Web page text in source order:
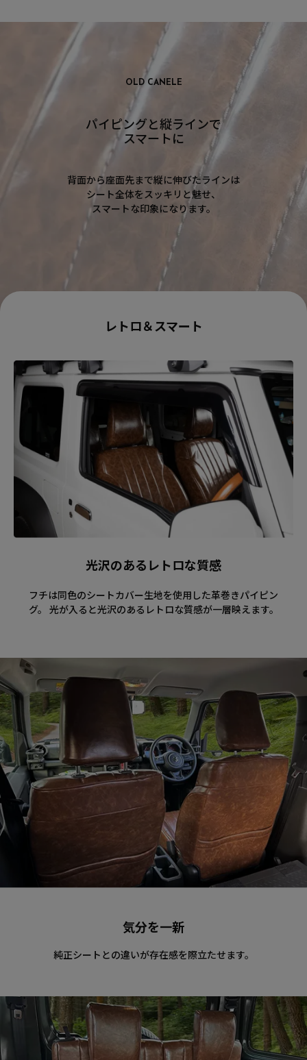
OLD CANELE
パイピングと縦ラインで
スマートに
背面から座面先まで縦に伸びたラインは
シート全体をスッキリと魅せ、
スマートな印象になります。
レトロ＆スマート
光沢のあるレトロな質感
フチは同色のシートカバー生地を使用した革巻きパイピン
グ。 光が入ると光沢のあるレトロな質感が一層映えます。
気分を一新
純正シートとの違いが存在感を際立たせます。